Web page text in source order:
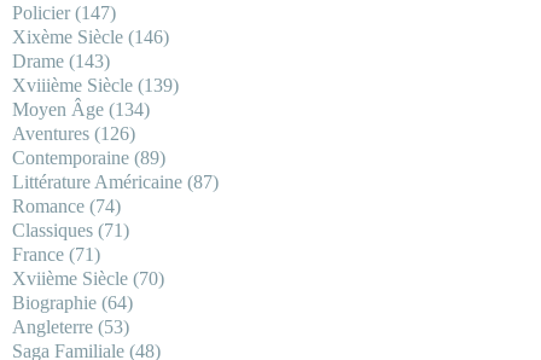
Policier(147)
Xixème Siècle (146)
Drame (143)
Xviiième Siècle (139)
Moyen Âge (134)
Aventures (126)
Contemporaine (89)
Littérature Américaine (87)
Romance (74)
Classiques (71)
France (71)
Xviième Siècle (70)
Biographie (64)
Angleterre (53)
Saga Familiale (48)